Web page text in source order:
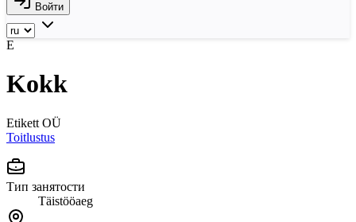
Войти
E
Kokk
Etikett OÜ
Toitlustus
Тип занятости
Täistööaeg